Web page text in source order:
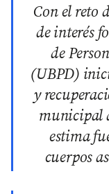
Con el reto
de interés
de
(UBPD)
y
municipal
estima
cuerpos